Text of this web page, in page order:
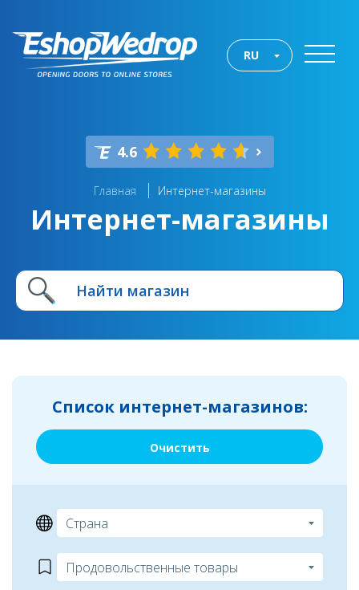
RU
4.6
Главная Интернет-магазины
Интернет-магазины
Список интернет-магазинов:
Очистить